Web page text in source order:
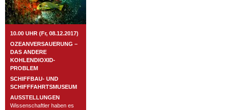
10.00 UHR (Fr, 08.12.2017)
OZEANVERSAUERUNG –
DAS ANDERE
KOHLENDIOXID-
PROBLEM
SCHIFFBAU- UND
SCHIFFFAHRTSMUSEUM
AUSSTELLUNGEN
Wissenschaftler haben es